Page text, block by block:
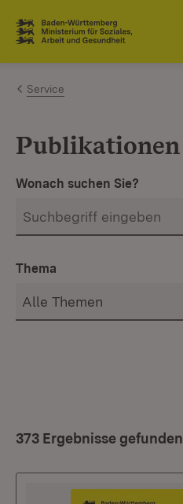
Zum Inhalt springen
Link zur Startseite
Service
Publikationen
Wonach suchen Sie?
Thema
373 Ergebnisse gefunden